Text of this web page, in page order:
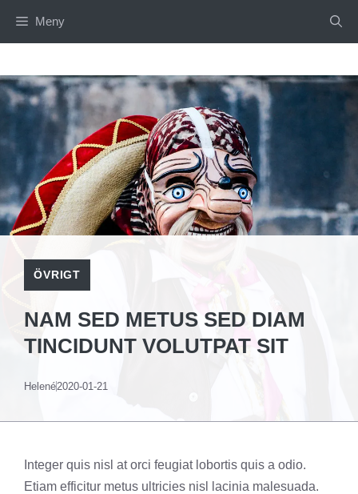
Meny
ÖVRIGT
NAM SED METUS SED DIAM
TINCIDUNT VOLUTPAT SIT
Helené2020-01-21
Integer quis nisl at orci feugiat lobortis quis a odio.
Etiam efficitur metus ultricies nisl lacinia malesuada.